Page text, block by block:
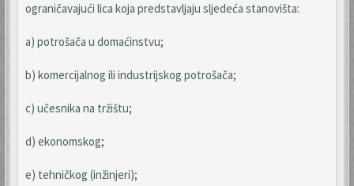
ograničavajući lica koja predstavljaju sljedeća stanovišta:
a) potrošača u domaćinstvu;
b) komercijalnog ili industrijskog potrošača;
c) učesnika na tržištu;
d) ekonomskog;
e) tehničkog (inžinjeri);